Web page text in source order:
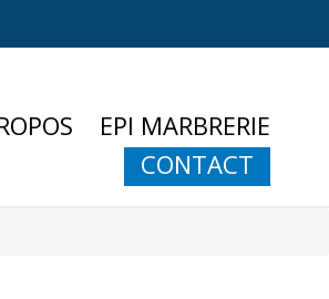
EPI MARBRERIE
CONTACT